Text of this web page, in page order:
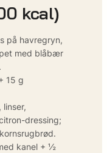
kcal)
på havregryn,
med blåbær
15 g
linser,
dressing;
kanel + ½